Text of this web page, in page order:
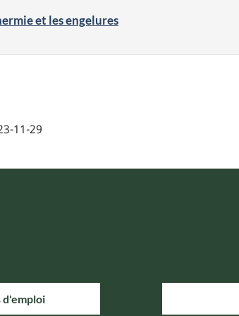
et les engelures
11-29
d'emploi